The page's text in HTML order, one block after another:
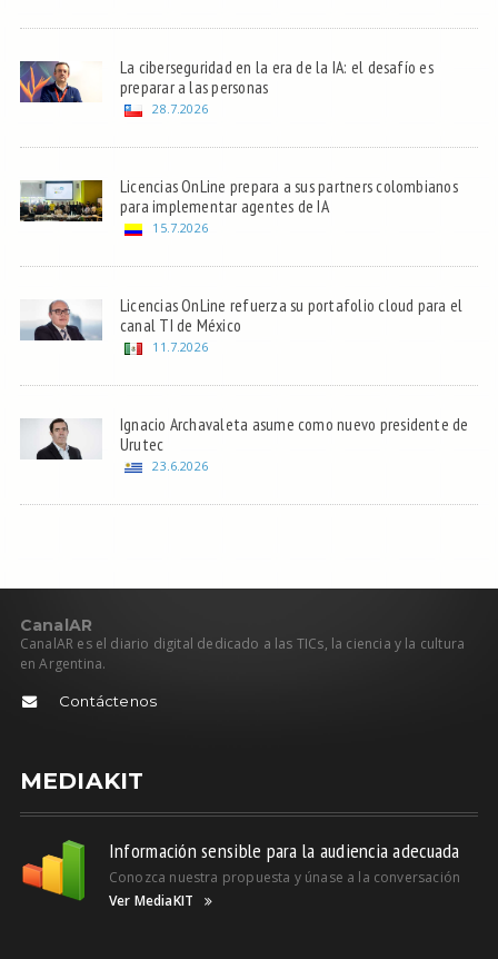
La ciberseguridad en la era de la IA: el desafío es
preparar a las personas
28.7.2026
Licencias OnLine prepara a sus partners colombianos
para implementar agentes de IA
15.7.2026
Licencias OnLine refuerza su portafolio cloud para el
canal TI de México
11.7.2026
Ignacio Archavaleta asume como nuevo presidente de
Urutec
23.6.2026
CanalAR
CanalAR es el diario digital dedicado a las TICs, la ciencia y la cultura
en Argentina.
Contáctenos
MEDIAKIT
Información sensible para la audiencia adecuada
Conozca nuestra propuesta y únase a la conversación
Ver MediaKIT